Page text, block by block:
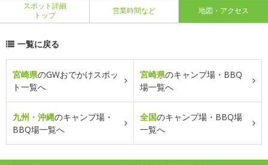
スポット詳細
トップ
営業時間など 地図・アクセス
一覧に戻る
宮崎県のGWおでかけスポッ
ト一覧へ
宮崎県のキャンプ場・BBQ
場一覧へ
九州・沖縄のキャンプ場・
BBQ場一覧へ
全国のキャンプ場・BBQ場
一覧へ